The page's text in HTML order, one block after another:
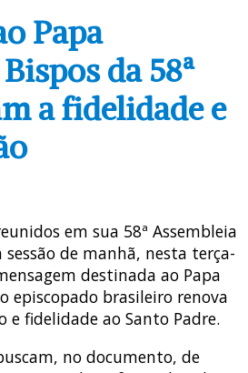
Papa
da 58ª
a fidelidade e
em sua 58ª Assembleia
de manhã, nesta terça-
destinada ao Papa
episcopado brasileiro renova
e fidelidade ao Santo Padre.
no documento, de